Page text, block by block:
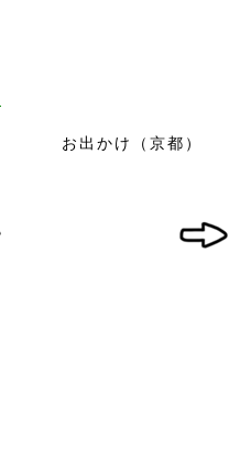
お出かけ（京都）